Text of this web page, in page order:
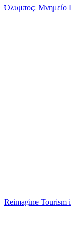
Όλυμπος: Μνημείο
Reimagine